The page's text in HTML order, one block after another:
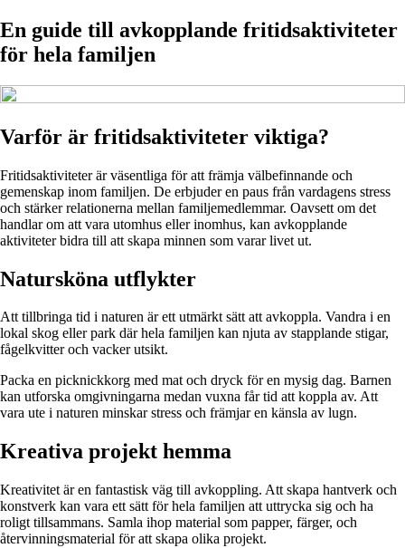
En guide till avkopplande fritidsaktiviteter
för hela familjen
Varför är fritidsaktiviteter viktiga?
Fritidsaktiviteter är väsentliga för att främja välbefinnande och
gemenskap inom familjen. De erbjuder en paus från vardagens stress
och stärker relationerna mellan familjemedlemmar. Oavsett om det
handlar om att vara utomhus eller inomhus, kan avkopplande
aktiviteter bidra till att skapa minnen som varar livet ut.
Natursköna utflykter
Att tillbringa tid i naturen är ett utmärkt sätt att avkoppla. Vandra i en
lokal skog eller park där hela familjen kan njuta av stapplande stigar,
fågelkvitter och vacker utsikt.
Packa en picknickkorg med mat och dryck för en mysig dag. Barnen
kan utforska omgivningarna medan vuxna får tid att koppla av. Att
vara ute i naturen minskar stress och främjar en känsla av lugn.
Kreativa projekt hemma
Kreativitet är en fantastisk väg till avkoppling. Att skapa hantverk och
konstverk kan vara ett sätt för hela familjen att uttrycka sig och ha
roligt tillsammans. Samla ihop material som papper, färger, och
återvinningsmaterial för att skapa olika projekt.